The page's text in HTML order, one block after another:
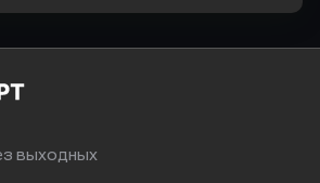
выходных